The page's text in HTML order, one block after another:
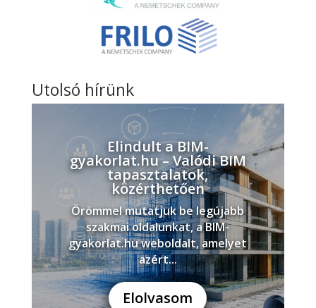
Utolsó hírünk
Elindult a BIM-
gyakorlat.hu – Valódi BIM
tapasztalatok,
közérthetően
Örömmel mutatjuk be legújabb
szakmai oldalunkat, a BIM-
gyakorlat.hu weboldalt, amelyet
azért...
Elolvasom